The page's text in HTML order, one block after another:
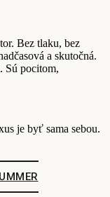
Bez tlaku, bez
a skutočná.
Sú pocitom,
je byť sama sebou.